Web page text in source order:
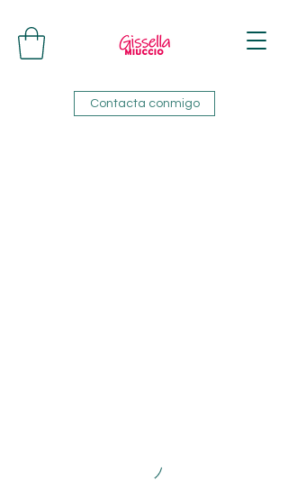
Contacta conmigo